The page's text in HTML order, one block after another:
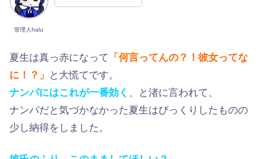
管理人halu
夏生は真っ赤になって
「何言ってんの？！彼女ってな
に！？」
と大慌てです。
ナンパにはこれが一番効く 、と渚に言われて、
ナンパだと気づかなかった夏生はびっくりしたものの
少し納得をしました。